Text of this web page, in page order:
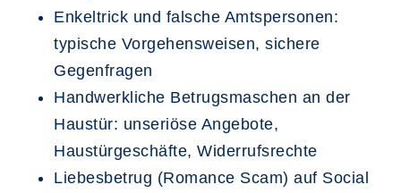
Enkeltrick und falsche Amtspersonen:
typische Vorgehensweisen, sichere
Gegenfragen
Handwerkliche Betrugsmaschen an der
Haustür: unseriöse Angebote,
Haustürgeschäfte, Widerrufsrechte
Liebesbetrug (Romance Scam) auf Social